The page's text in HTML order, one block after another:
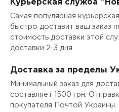
Курьерская служба
Самая популярная
быстро доставит ваш заказ
стоимость доставки этой
доставки 2-3 дня.
Доставка за пределы
Минимальный заказ для
составляет 1500 грн.
покупателя Почтой Украины.